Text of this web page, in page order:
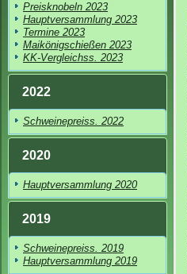
Preisknobeln 2023
Hauptversammlung 2023
Termine 2023
Maikönigschießen 2023
KK-Vergleichss. 2023
2022
Schweinepreiss. 2022
2020
Hauptversammlung 2020
2019
Schweinepreiss. 2019
Hauptversammlung 2019